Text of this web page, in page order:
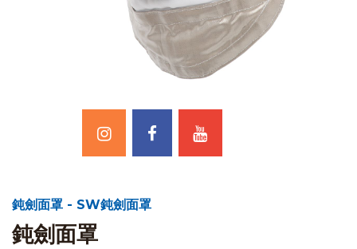
鈍劍面罩 - SW鈍劍面罩
鈍劍面罩